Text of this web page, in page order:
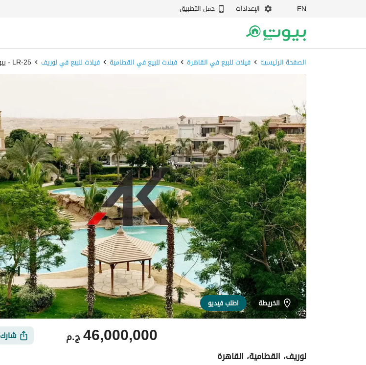
EN الإعدادات حمل التطبيق
الصفحة الرئيسية فيلات للبيع في القاهرة فيلات للبيع في القطامية فيلات للبيع في لوريف LR-25 - بيوت
الخريطة اطلب فيديو
ج.م46,000,000 شارك
لوريف، القطامية، القاهرة